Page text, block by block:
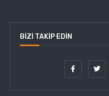
BIZI TAKIP EDIN